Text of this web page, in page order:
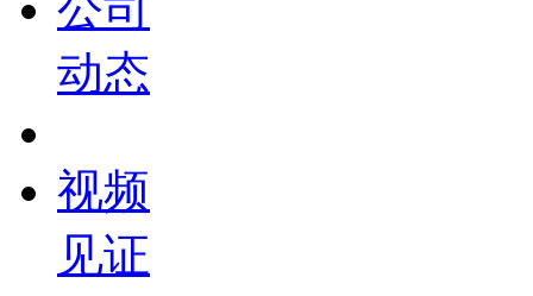
动态
视频
见证